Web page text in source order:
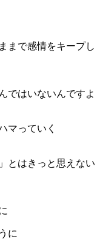
まで感情をキープし
ではいないんですよ
マっていく
とはきっと思えない
に